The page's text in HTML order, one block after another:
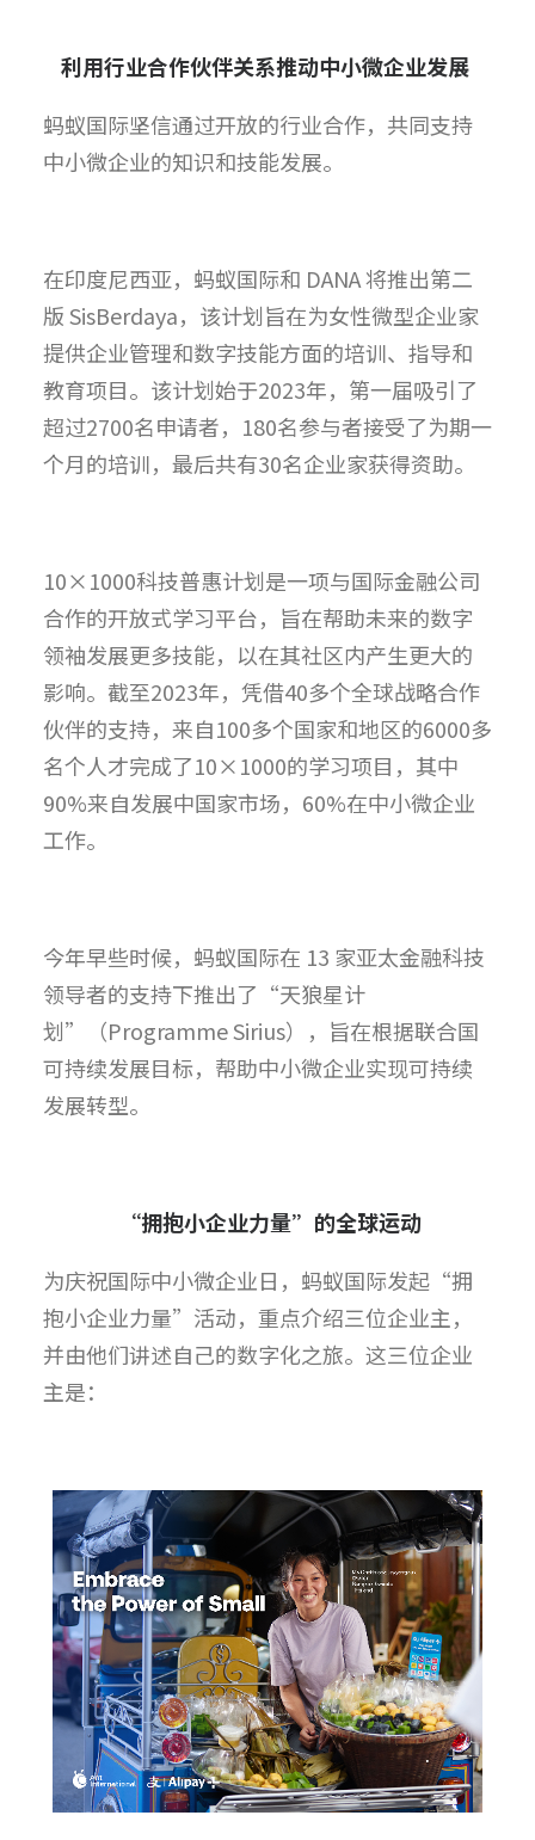
利用行业合作伙伴关系推动中小微企业发展
蚂蚁国际坚信通过开放的行业合作，共同支持
中小微企业的知识和技能发展。
在印度尼西亚，蚂蚁国际和 DANA 将推出第二
版 SisBerdaya，该计划旨在为女性微型企业家
提供企业管理和数字技能方面的培训、指导和
教育项目。该计划始于2023年，第一届吸引了
超过2700名申请者，180名参与者接受了为期一
个月的培训，最后共有30名企业家获得资助。
10×1000科技普惠计划是一项与国际金融公司
合作的开放式学习平台，旨在帮助未来的数字
领袖发展更多技能，以在其社区内产生更大的
影响。截至2023年，凭借40多个全球战略合作
伙伴的支持，来自100多个国家和地区的6000多
名个人才完成了10×1000的学习项目，其中
90%来自发展中国家市场，60%在中小微企业
工作。
今年早些时候，蚂蚁国际在 13 家亚太金融科技
领导者的支持下推出了“天狼星计
划”（Programme Sirius），旨在根据联合国
可持续发展目标，帮助中小微企业实现可持续
发展转型。
“拥抱小企业力量”的全球运动
为庆祝国际中小微企业日，蚂蚁国际发起“拥
抱小企业力量”活动，重点介绍三位企业主，
并由他们讲述自己的数字化之旅。这三位企业
主是：